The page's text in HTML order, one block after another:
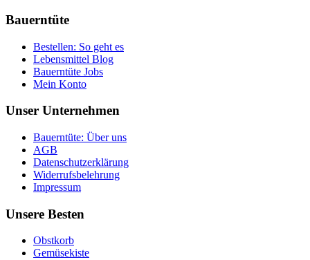
Bauerntüte
Bestellen: So geht es
Lebensmittel Blog
Bauerntüte Jobs
Mein Konto
Unser Unternehmen
Bauerntüte: Über uns
AGB
Datenschutzerklärung
Widerrufsbelehrung
Impressum
Unsere Besten
Obstkorb
Gemüsekiste